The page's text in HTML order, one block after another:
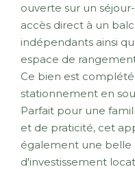
ouverte sur un
accès direct à un
indépendants ainsi
espace de
Ce bien est
stationnement en
Parfait pour une
et de praticité, cet
également une
d'investissement